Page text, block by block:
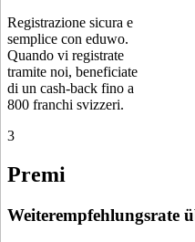
Registrazione sicura e
semplice con eduwo.
Quando vi registrate
tramite noi, beneficiate
di un cash-back fino a
800 franchi svizzeri.
3
Premi
Weiterempfehlungsrate